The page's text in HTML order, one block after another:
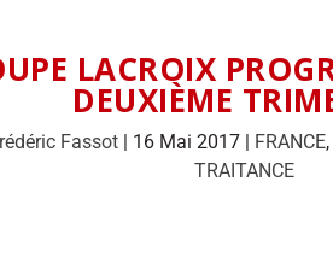
LACROIX
DEUXIÈME
Fassot| 16 Mai 2017| FRANCE,
TRAITANCE